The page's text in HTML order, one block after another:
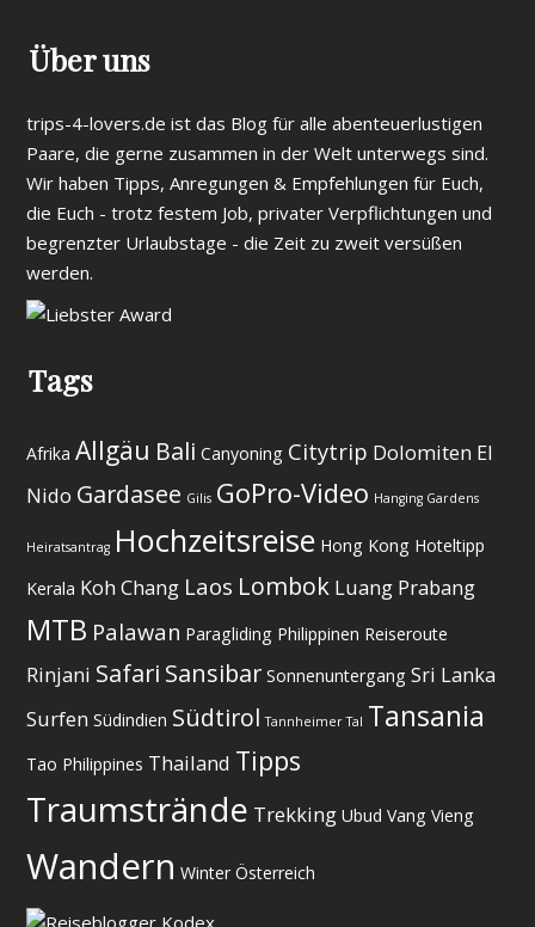
Über uns
trips-4-lovers.de ist das Blog für alle abenteuerlustigen
Paare, die gerne zusammen in der Welt unterwegs sind.
Wir haben Tipps, Anregungen & Empfehlungen für Euch,
die Euch - trotz festem Job, privater Verpflichtungen und
begrenzter Urlaubstage - die Zeit zu zweit versüßen
werden.
Tags
Afrika Allgäu Bali Canyoning Citytrip Dolomiten El
Nido Gardasee Gilis GoPro-Video Hanging Gardens
Heiratsantrag Hochzeitsreise Hong Kong Hoteltipp
Kerala Koh Chang Laos Lombok Luang Prabang
MTB Palawan Paragliding Philippinen Reiseroute
Rinjani Safari Sansibar Sonnenuntergang Sri Lanka
Surfen Südindien Südtirol Tannheimer Tal Tansania
Tao Philippines Thailand Tipps
Traumstrände Trekking Ubud Vang Vieng
Wandern Winter Österreich